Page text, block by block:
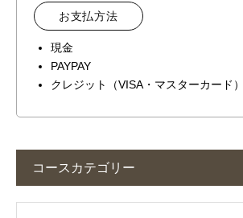
お支払方法
現金
PAYPAY
クレジット（VISA・マスターカード）
コースカテゴリー